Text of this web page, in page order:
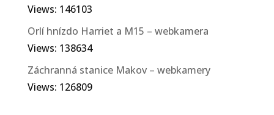
Views: 146103
Orlí hnízdo Harriet a M15 – webkamera
Views: 138634
Záchranná stanice Makov – webkamery
Views: 126809